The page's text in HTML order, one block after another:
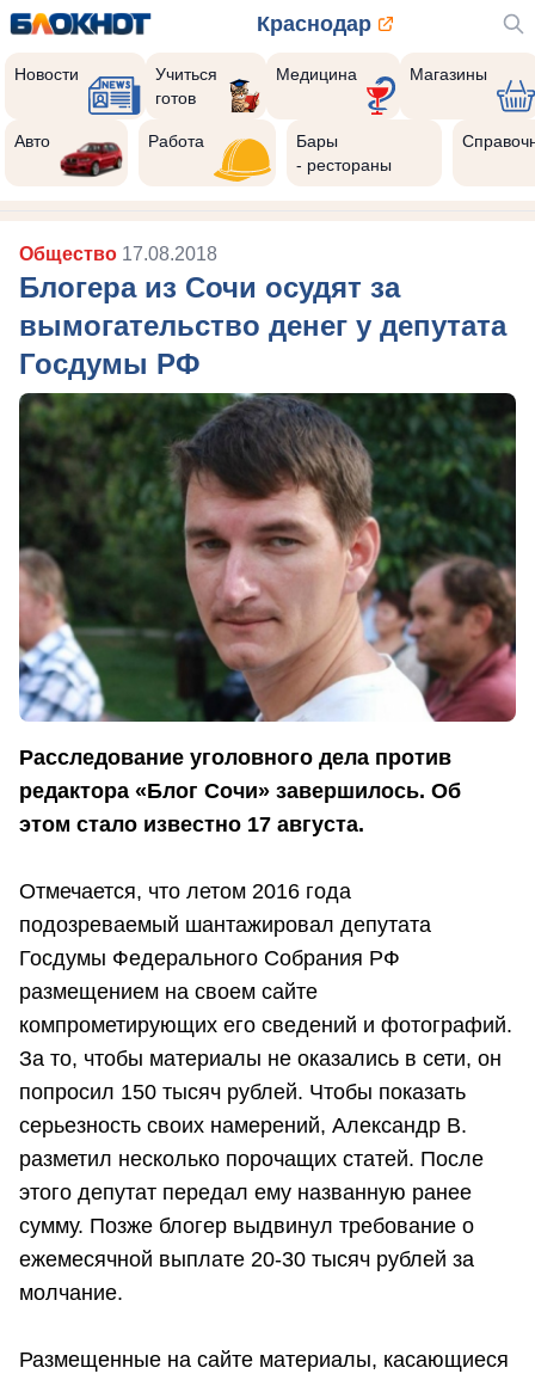
Краснодар
Новости
Учиться
готов
Медицина Магазины
Авто Работа
Бары
- рестораны
Общество 17.08.2018
Блогера из Сочи осудят за
вымогательство денег у депутата
Госдумы РФ
Расследование уголовного дела против
редактора «Блог Сочи» завершилось. Об
этом стало известно 17 августа.
Отмечается, что летом 2016 года
подозреваемый шантажировал депутата
Госдумы Федерального Собрания РФ
размещением на своем сайте
компрометирующих его сведений и фотографий.
За то, чтобы материалы не оказались в сети, он
попросил 150 тысяч рублей. Чтобы показать
серьезность своих намерений, Александр В.
разметил несколько порочащих статей. После
этого депутат передал ему названную ранее
сумму. Позже блогер выдвинул требование о
ежемесячной выплате 20-30 тысяч рублей за
молчание.
Размещенные на сайте материалы, касающиеся